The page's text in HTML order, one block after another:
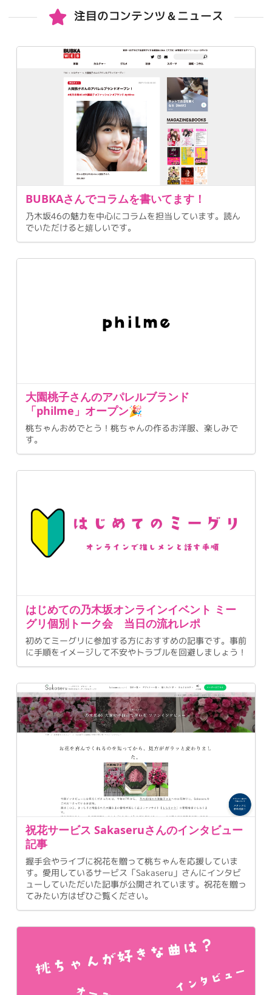
注目のコンテンツ＆ニュース
BUBKAさんでコラムを書いてます！
乃木坂46の魅力を中心にコラムを担当しています。読ん
でいただけると嬉しいです。
大園桃子さんのアパレルブランド
「philme」オープン🎉
桃ちゃんおめでとう！桃ちゃんの作るお洋服、楽しみで
す。
はじめての乃木坂オンラインイベント ミー
グリ個別トーク会 当日の流れレポ
初めてミーグリに参加する方におすすめの記事です。事前
に手順をイメージして不安やトラブルを回避しましょう！
祝花サービス Sakaseruさんのインタビュー
記事
握手会やライブに祝花を贈って桃ちゃんを応援していま
す。愛用しているサービス「Sakaseru」さんにインタビ
ューしていただいた記事が公開されています。祝花を贈っ
てみたい方はぜひご覧ください。